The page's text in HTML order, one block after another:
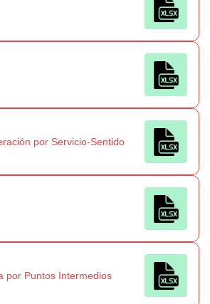
por Servicio-Sentido
por Puntos Intermedios